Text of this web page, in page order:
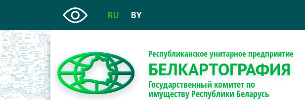
RU BY
Республиканское унитарное предприятие
БЕЛКАРТОГРАФИЯ
Государственный комитет по
имуществу Республики Беларусь